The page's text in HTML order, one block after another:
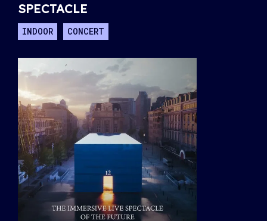
SPECTACLE
INDOOR CONCERT